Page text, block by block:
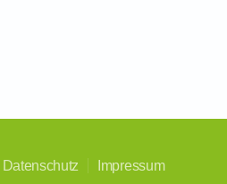
Datenschutz Impressum